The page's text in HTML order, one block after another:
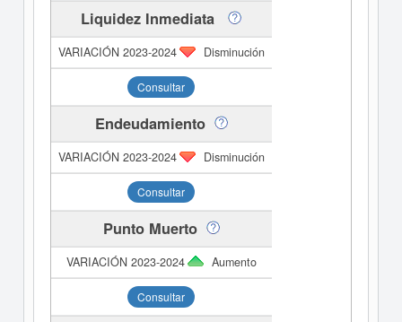
Liquidez Inmediata
Disminución
Consultar
Endeudamiento
Disminución
Consultar
Punto Muerto
Aumento
Consultar